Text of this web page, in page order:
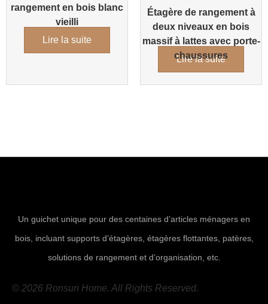
rangement en bois blanc
vieilli
Lire la suite
Étagère de rangement à
deux niveaux en bois
massif à lattes avec porte-
chaussures
Lire la suite
Un guichet unique pour des centaines d’articles ménagers en
bois, incluant supports d’étagères, étagères flottantes, patères,
solutions de rangement et d’organisation, etc.
© 2026 Ronsun Home. All Rights Reserved.